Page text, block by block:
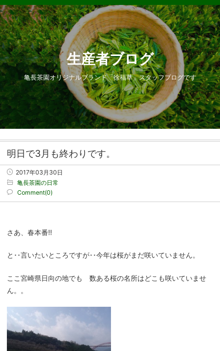
生産者ブログ
亀長茶園オリジナルブランド「徐福草」スタッフブログです
明日で3月も終わりです。
2017年03月30日
亀長茶園の日常
Comment(0)
さあ、春本番!!
と･･言いたいところですが･･今年は桜がまだ咲いていません。
ここ宮崎県日向の地でも 数ある桜の名所はどこも咲いていませ
ん。。